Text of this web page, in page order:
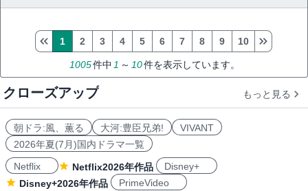
1005件中 1 ～ 10件を表示しています。
1 2 3 4 5 6 7 8 9 10
クローズアップ もっと見る
朝ドラ:風、薫る 大河:豊臣兄弟!
VIVANT
2026年夏(7月)国内ドラマ一覧
Netflix
Netflix2026年作品
Disney+
Disney+2026年作品
PrimeVideo